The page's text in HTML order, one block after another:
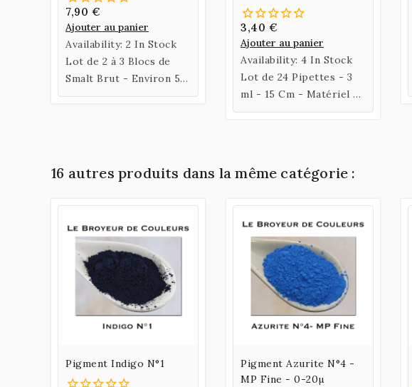
7,90 €
Ajouter au panier
Availability: 2 In Stock
Lot de 2 à 3 Blocs de
Smalt Brut - Environ 5 à
7 grammes
3,40 €
Ajouter au panier
Availability: 4 In Stock
Lot de 24 Pipettes - 3
ml - 15 Cm - Matériel de
Laboratoire
16 autres produits dans la même catégorie :
Pigment Indigo N°1
Pigment Azurite N°4 -
MP Fine - 0-20µ